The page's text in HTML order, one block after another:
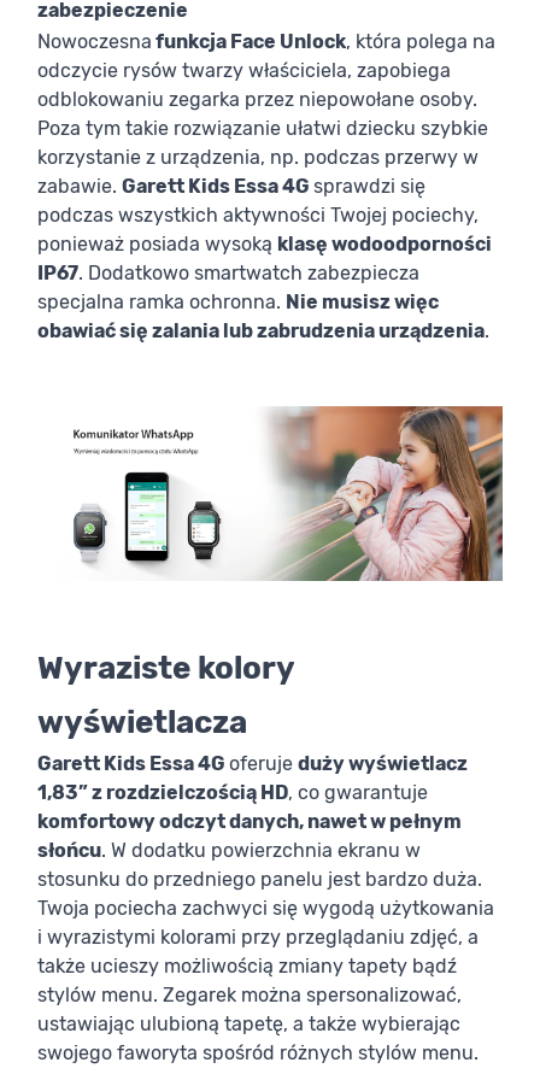
zabezpieczenie
Nowoczesna funkcja Face Unlock, która polega na
odczycie rysów twarzy właściciela, zapobiega
odblokowaniu zegarka przez niepowołane osoby.
Poza tym takie rozwiązanie ułatwi dziecku szybkie
korzystanie z urządzenia, np. podczas przerwy w
zabawie. Garett Kids Essa 4G sprawdzi się
podczas wszystkich aktywności Twojej pociechy,
ponieważ posiada wysoką klasę wodoodporności
IP67. Dodatkowo smartwatch zabezpiecza
specjalna ramka ochronna. Nie musisz więc
obawiać się zalania lub zabrudzenia urządzenia.
Wyraziste kolory
wyświetlacza
Garett Kids Essa 4G oferuje duży wyświetlacz
1,83” z rozdzielczością HD, co gwarantuje
komfortowy odczyt danych, nawet w pełnym
słońcu. W dodatku powierzchnia ekranu w
stosunku do przedniego panelu jest bardzo duża.
Twoja pociecha zachwyci się wygodą użytkowania
i wyrazistymi kolorami przy przeglądaniu zdjęć, a
także ucieszy możliwością zmiany tapety bądź
stylów menu. Zegarek można spersonalizować,
ustawiając ulubioną tapetę, a także wybierając
swojego faworyta spośród różnych stylów menu.